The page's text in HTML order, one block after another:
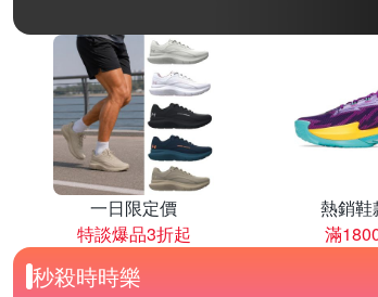
一日限定價
特談爆品3折起
熱銷鞋
滿
秒殺時時樂